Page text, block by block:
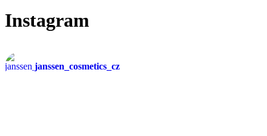
Instagram
janssen_cosmetics_cz